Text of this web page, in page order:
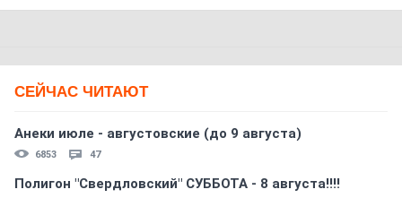
СЕЙЧАС ЧИТАЮТ
Анеки июле - августовские (до 9 августа)
6853 47
Полигон "Свердловский" СУББОТА - 8 августа!!!!